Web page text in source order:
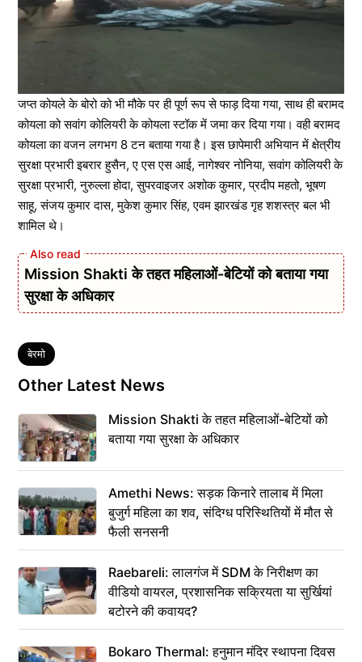
जप्त कोयले के बोरो को भी मौके पर ही पूर्ण रूप से फाड़ दिया गया, साथ ही बरामद
कोयला को सवांग कोलियरी के कोयला स्टॉक में जमा कर दिया गया। वही बरामद
कोयला का वजन लगभग 8 टन बताया गया है। इस छापेमारी अभियान में क्षेत्रीय
सुरक्षा प्रभारी इबरार हुसैन, ए एस एस आई, नागेश्वर नोनिया, सवांग कोलियरी के
सुरक्षा प्रभारी, नुरुल्ला होदा, सुपरवाइजर अशोक कुमार, प्रदीप महतो, भूषण
साहू, संजय कुमार दास, मुकेश कुमार सिंह, एवम झारखंड गृह शशस्त्र बल भी
शामिल थे।
Mission Shakti के तहत महिलाओं-बेटियों को बताया गया
सुरक्षा के अधिकार
Tags
बेरमो
Other Latest News
Mission Shakti के तहत महिलाओं-बेटियों को
बताया गया सुरक्षा के अधिकार
Amethi News: सड़क किनारे तालाब में मिला
बुजुर्ग महिला का शव, संदिग्ध परिस्थितियों में मौत से
फैली सनसनी
Raebareli: लालगंज में SDM के निरीक्षण का
वीडियो वायरल, प्रशासनिक सक्रियता या सुर्खियां
बटोरने की कवायद?
Bokaro Thermal: हनुमान मंदिर स्थापना दिवस